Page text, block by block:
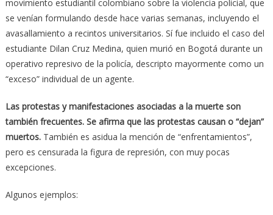
movimiento estudiantil colombiano sobre la violencia policial, que
se venían formulando desde hace varias semanas, incluyendo el
avasallamiento a recintos universitarios. Sí fue incluido el caso del
estudiante Dilan Cruz Medina, quien murió en Bogotá durante un
operativo represivo de la policía, descripto mayormente como un
“exceso” individual de un agente.
Las protestas y manifestaciones asociadas a la muerte son
también frecuentes. Se afirma que las protestas causan o “dejan”
muertos.También es asidua la mención de “enfrentamientos”,
pero es censurada la figura de represión, con muy pocas
excepciones.
Algunos ejemplos: